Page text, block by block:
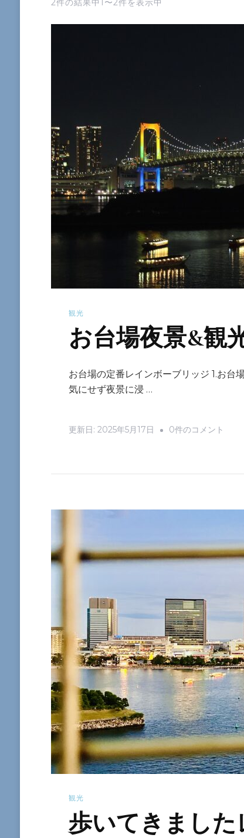
2件の結果中1〜2件を表示中
観光
お台場夜景&観
お台場の定番レインボーブリッジ 1.お台
気にせず夜景に浸 …
更新日: 2025年5月17日
お
光
ス
ッ
ト
へ
の
0件のコメント
観光
歩いてきまし